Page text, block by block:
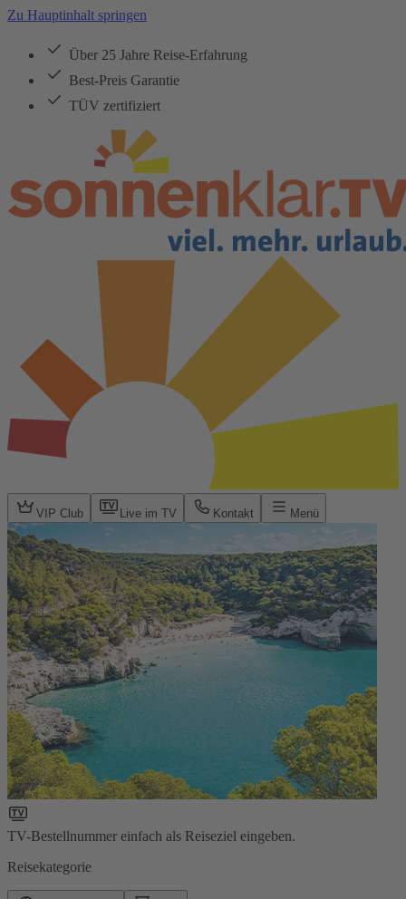
Zu Hauptinhalt springen
Über 25 Jahre Reise-Erfahrung
Best-Preis Garantie
TÜV zertifiziert
VIP Club Live im TV Kontakt Menü
TV-Bestellnummer einfach als Reiseziel eingeben.
Reisekategorie